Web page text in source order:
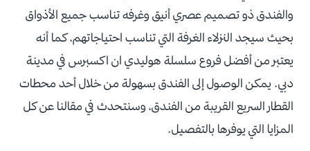
والفندق ذو تصميم عصري أنيق وغرفه تناسب جميع الأذواق
بحيث سيجد النزلاء الغرفة التي تناسب احتياجاتهم، كما أنه
يعتبر من أفضل فروع سلسلة هوليدي ان اكسبرس في مدينة
دبي. يمكن الوصول إلى الفندق بسهولة من خلال أحد محطات
القطار السريع القريبة من الفندق، وسنتحدث في مقالنا عن كل
المزايا التي يوفرها بالتفصيل.